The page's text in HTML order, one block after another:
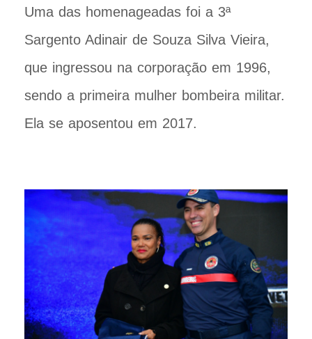
Uma das homenageadas foi a 3ª
Sargento Adinair de Souza Silva Vieira,
que ingressou na corporação em 1996,
sendo a primeira mulher bombeira militar.
Ela se aposentou em 2017.